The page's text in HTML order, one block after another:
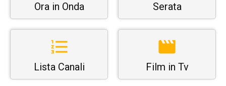
Ora in Onda Serata
Lista Canali Film in Tv